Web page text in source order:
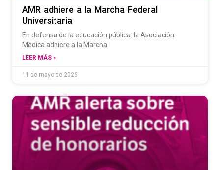
AMR adhiere a la Marcha Federal
Universitaria
En defensa de la educación pública: la Asociación
Médica adhiere a la Marcha
LEER MÁS »
11 de mayo de 2026